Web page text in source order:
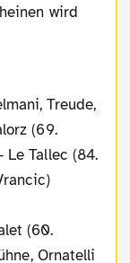
wird
Treude,
(69.
Le Tallec (84.
(60.
Ornatelli